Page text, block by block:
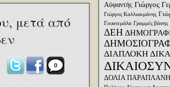
μετά από
0
Αϋφαντής Γιώργος
Γιώργος Καλλιακμάνης
Γουατεμάλα Γραμμές βάσης
ΔΕΗ
ΔΙΑΠΛΟΚΗ
ΔΟΛΙΑ